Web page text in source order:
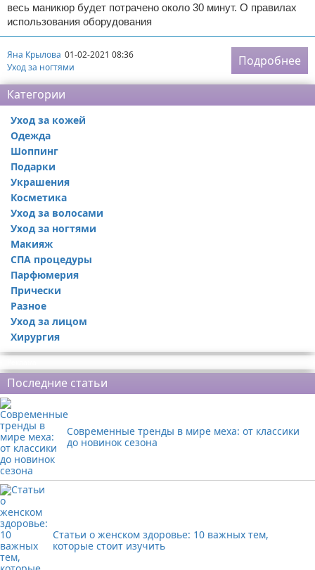
весь маникюр будет потрачено около 30 минут. О правилах
использования оборудования
Яна Крылова 01-02-2021 08:36
Уход за ногтями
Подробнее
Категории
Уход за кожей
Одежда
Шоппинг
Подарки
Украшения
Косметика
Уход за волосами
Уход за ногтями
Макияж
СПА процедуры
Парфюмерия
Прически
Разное
Уход за лицом
Хирургия
Последние статьи
Современные тренды в мире меха: от классики
до новинок сезона
Статьи о женском здоровье: 10 важных тем,
которые стоит изучить